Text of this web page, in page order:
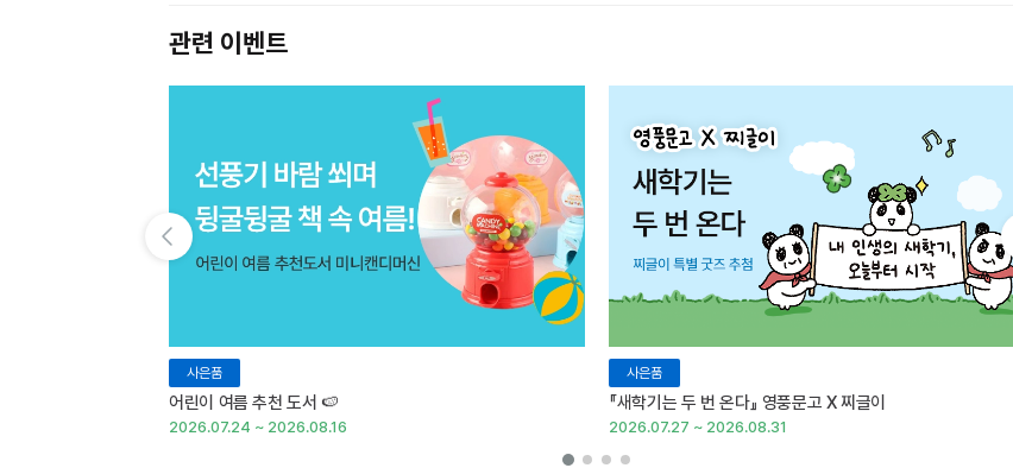
관련 이벤트
사은품
어린이 여름 추천 도서 🍉
2026.07.24 ~ 2026.08.16
사은품
『새학기는 두 번 온다』 영풍문고 X 찌글이
2026.07.27 ~ 2026.08.31